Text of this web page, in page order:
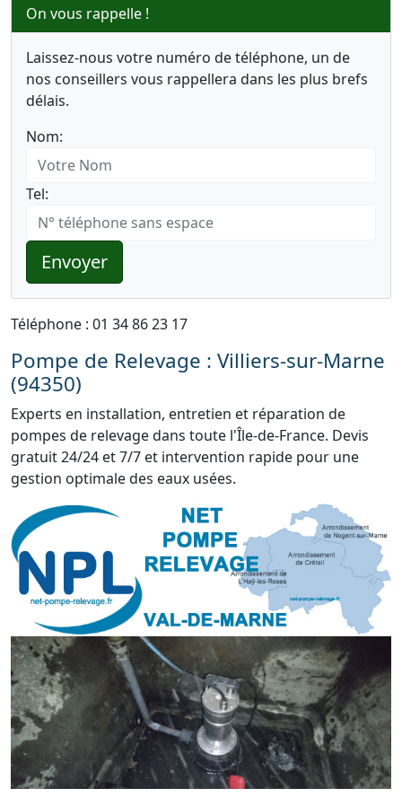
On vous rappelle !
Laissez-nous votre numéro de téléphone, un de
nos conseillers vous rappellera dans les plus brefs
délais.
Nom:
Tel:
Envoyer
Téléphone : 01 34 86 23 17
Pompe de Relevage : Villiers-sur-Marne
(94350)
Experts en installation, entretien et réparation de
pompes de relevage dans toute l'Île-de-France. Devis
gratuit 24/24 et 7/7 et intervention rapide pour une
gestion optimale des eaux usées.